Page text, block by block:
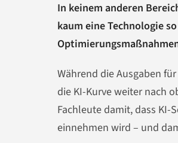
In keinem anderen
kaum eine Technologie
Während die Ausgaben
die KI-Kurve weiter nach
Fachleute damit, dass
einnehmen wird – und